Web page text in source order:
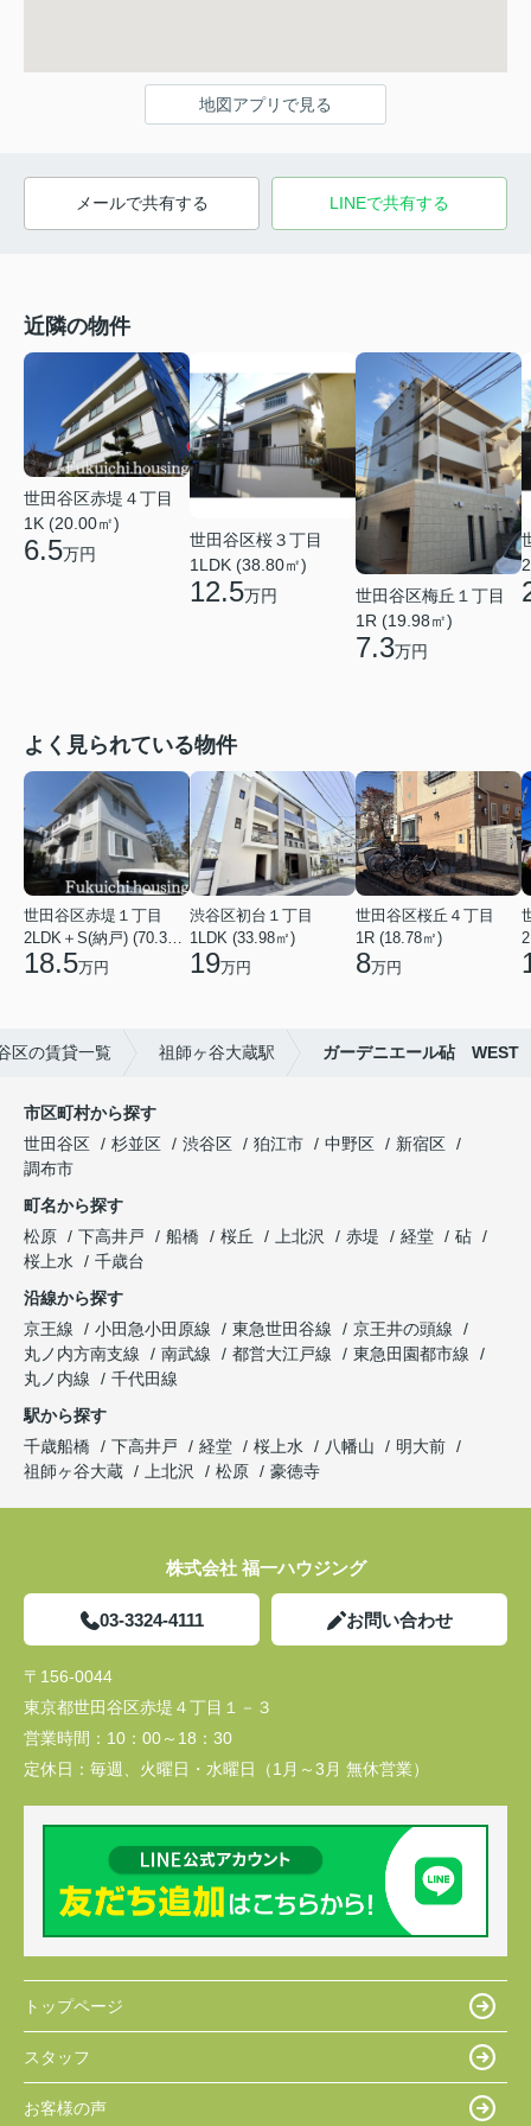
地図アプリで見る
メールで共有する LINEで共有する
近隣の物件
世田谷区赤堤４丁目
1K (20.00㎡)
6.5万円
世田谷区桜３丁目
1LDK (38.80㎡)
12.5万円
世田谷区梅丘１丁目
1R (19.98㎡)
7.3万円
よく見られている物件
世田谷区赤堤１丁目
18.5万円
渋谷区初台１丁目
1LDK (33.98㎡)
19万円
世田谷区桜丘４丁目
1R (18.78㎡)
8万円
区の賃貸一覧 祖師ヶ谷大蔵駅 ガーデニエール砧 WEST
市区町村から探す
世田谷区
杉並区 渋谷区 狛江市 中野区
新宿区
調布市
町名から探す
松原
下高井戸 船橋 桜丘 上北沢 赤堤 経堂
砧
桜上水
千歳台
沿線から探す
京王線
小田急小田原線 東急世田谷線
京王井の頭線
丸ノ内方南支線
南武線 都営大江戸線
東急田園都市線
丸ノ内線
千代田線
駅から探す
千歳船橋
下高井戸 経堂 桜上水 八幡山
明大前
祖師ヶ谷大蔵
上北沢 松原 豪徳寺
株式会社 福一ハウジング
03-3324-4111 お問い合わせ
〒156-0044
東京都世田谷区赤堤４丁目１－３
営業時間： 10：00～18：30
定休日： 毎週、火曜日・水曜日（1月～3月 無休営業）
トップページ
スタッフ
お客様の声